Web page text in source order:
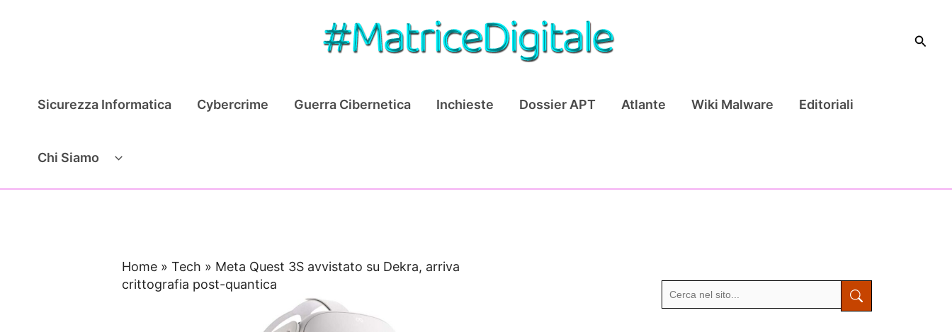
Cerca
Sicurezza Informatica Cybercrime Guerra Cibernetica Inchieste Dossier APT Atlante Wiki Malware Editoriali
Chi Siamo
Home »Tech » Meta Quest 3S avvistato su Dekra, arriva
crittografia post-quantica